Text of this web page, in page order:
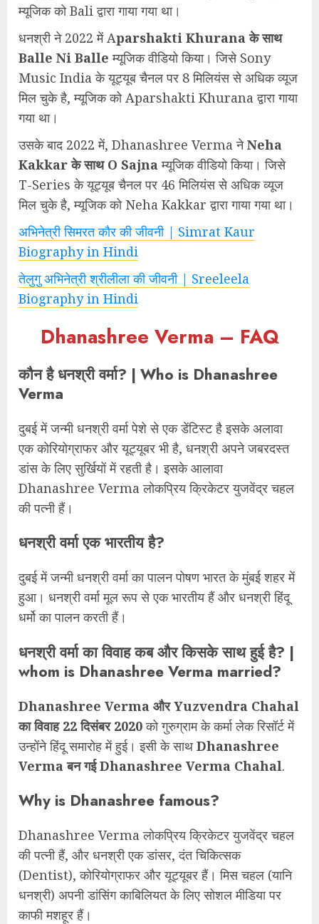
म्यूजिक को Bali द्वारा गाया गया था।
धनश्री ने 2022 में Aparshakti Khurana के साथ
Balle Ni Balle म्यूजिक वीडियो किया। जिसे Sony
Music India के यूट्यूब चैनल पर 8 मिलियंस से अधिक व्यूज
मिल चुके है, म्यूजिक को Aparshakti Khurana द्वारा गाया
गया था।
उसके बाद 2022 में, Dhanashree Verma नेNeha
Kakkar के साथ O Sajna म्यूजिक वीडियो किया। जिसे
T-Series के यूट्यूब चैनल पर 46 मिलियंस से अधिक व्यूज
मिल चुके है, म्यूजिक को Neha Kakkar द्वारा गाया गया था।
अभिनेत्री सिमरत कौर की जीवनी | Simrat Kaur
Biography in Hindi
तेलुगु अभिनेत्री श्रीलीला की जीवनी | Sreeleela
Biography in Hindi
Dhanashree Verma – FAQ
कौन है धनश्री वर्मा? | Who is Dhanashree
Verma
दुबई में जन्मी धनश्री वर्मा पेशे से एक डेंटिस्ट है इसके अलावा
एक कोरियोग्राफर और यूट्यूबर भी है, धनश्री अपने जबरदस्त
डांस के लिए सुर्खियों में रहती है। इसके आलावा
Dhanashree Verma लोकप्रिय क्रिकेटर युजवेंद्र चहल
की पत्नी हैं।
धनश्री वर्मा एक भारतीय है?
दुबई में जन्मी धनश्री वर्मा का पालन पोषण भारत के मुंबई शहर में
हुआ। धनश्री वर्मा मूल रूप से एक भारतीय हैं और धनश्री हिंदू
धर्मो का पालन करती हैं।
धनश्री वर्मा का विवाह कब और किसके साथ हुई है? |
whom is Dhanashree Verma married?
Dhanashree Verma और Yuzvendra Chahal
का विवाह 22 दिसंबर 2020को गुरुग्राम के कर्मा लेक रिसॉर्ट में
उन्होंने हिंदू समारोह में हुई। इसी के साथ Dhanashree
Verma बन गईDhanashree Verma Chahal.
Why is Dhanashree famous?
Dhanashree Verma लोकप्रिय क्रिकेटर युजवेंद्र चहल
की पत्नी हैं, और धनश्री एक डांसर, दंत चिकित्सक
(Dentist), कोरियोग्राफर और यूट्यूबर हैं। मिस चहल (यानि
धनश्री) अपनी डांसिंग काबिलियत के लिए सोशल मीडिया पर
काफी मशहूर हैं।